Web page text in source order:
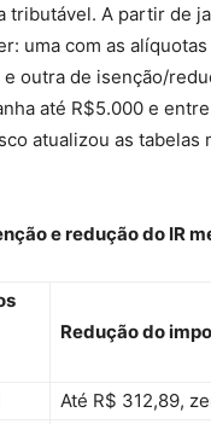
tributável. A partir de
uma com as
e outra de isenção/
até R$5.000 e
atualizou as tabelas
e redução do IR
Redução do
Até R$ 312,89,